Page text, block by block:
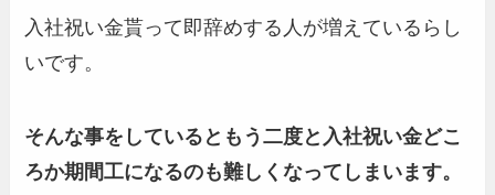
入社祝い金貰って即辞めする人が増えているらし
いです。
そんな事をしているともう二度と入社祝い金どこ
ろか期間工になるのも難しくなってしまいます。